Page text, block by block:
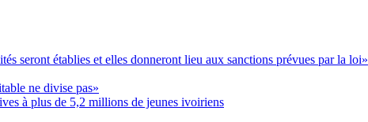
seront établies et elles donneront lieu aux sanctions prévues par la loi»
ne divise pas»
à plus de 5,2 millions de jeunes ivoiriens